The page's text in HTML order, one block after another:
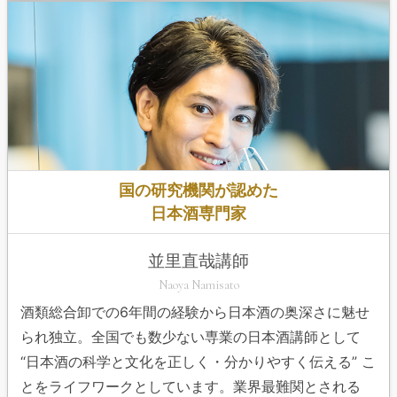
国の研究機関が認めた
日本酒専門家
並里直哉講師
Naoya Namisato
酒類総合卸での6年間の経験から日本酒の奥深さに魅せ
られ独立。全国でも数少ない専業の日本酒講師として
“日本酒の科学と文化を正しく・分かりやすく伝える” こ
とをライフワークとしています。業界最難関とされる